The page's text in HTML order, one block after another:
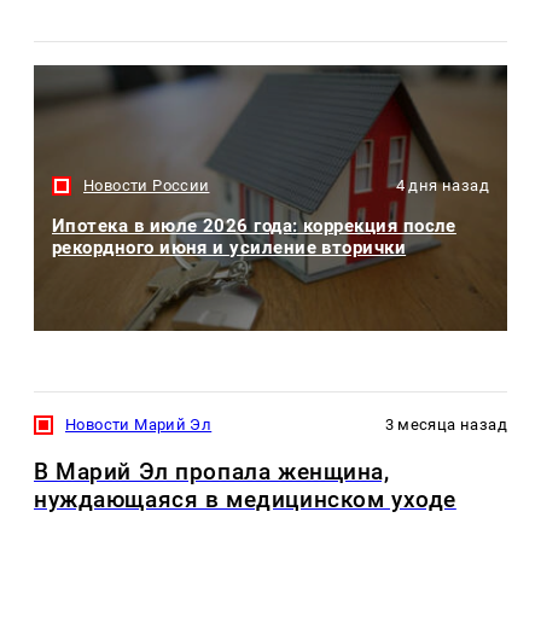
Новости России 4 дня назад
Ипотека в июле 2026 года: коррекция после
рекордного июня и усиление вторички
Новости Марий Эл 3 месяца назад
В Марий Эл пропала женщина,
нуждающаяся в медицинском уходе